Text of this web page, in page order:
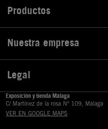
Productos
Nuestra empresa
Legal
Exposición y tienda Málaga
C/ Martinez de la rosa Nº 109, Málaga
VER EN GOOGLE MAPS